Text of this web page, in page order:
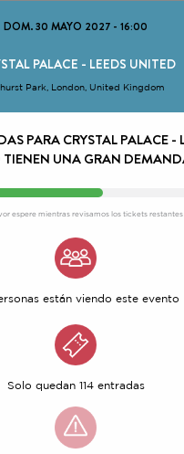
DOM. 30 MAYO 2027 - 16:00
PALACE - LEEDS UNITED
Park, London, United Kingdom
PARA CRYSTAL PALACE -
TIENEN UNA GRAN
espere mientras revisamos los tickets restantes
están viendo este evento
Solo quedan 114 entradas